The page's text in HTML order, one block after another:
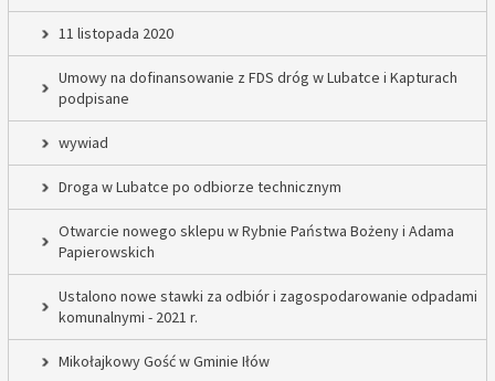
11 listopada 2020
Umowy na dofinansowanie z FDS dróg w Lubatce i Kapturach
podpisane
wywiad
Droga w Lubatce po odbiorze technicznym
Otwarcie nowego sklepu w Rybnie Państwa Bożeny i Adama
Papierowskich
Ustalono nowe stawki za odbiór i zagospodarowanie odpadami
komunalnymi - 2021 r.
Mikołajkowy Gość w Gminie Iłów